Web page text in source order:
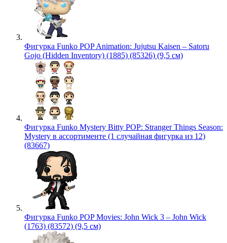
Фигурка Funko POP Animation: Jujutsu Kaisen – Satoru
Gojo (Hidden Inventory) (1885) (85326) (9,5 см)
Фигурка Funko Mystery Bitty POP: Stranger Things Season:
Mystery в ассортименте (1 случайная фигурка из 12)
(83667)
Фигурка Funko POP Movies: John Wick 3 – John Wick
(1763) (83572) (9,5 см)